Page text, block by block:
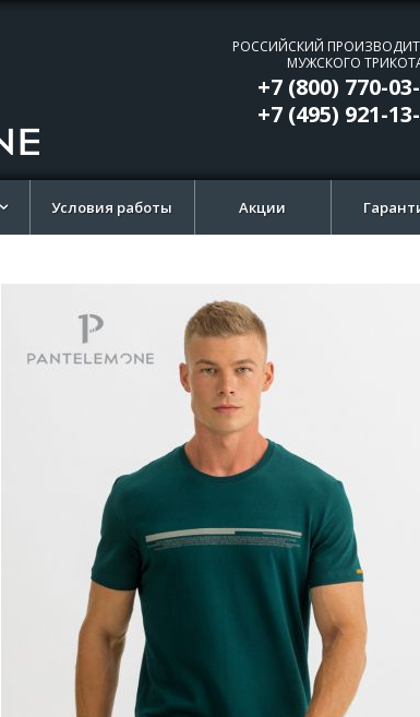
РОССИЙСКИЙ
МУЖСКОГО
+7 (800) 770-
+7 (495) 921-
Условия работы Акции
галереи
изображений
галереи
изображений